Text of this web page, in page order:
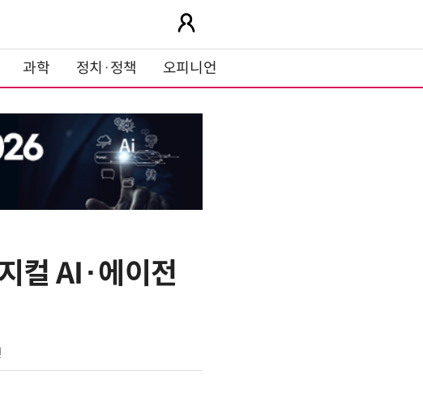
과학 정치·정책 오피니언
컬 AI·에이전